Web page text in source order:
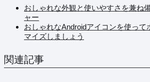
おしゃれな外観と使いやすさを兼ね
ャー
おしゃれなAndroidアイコンを使って
マイズしましょう
関連記事